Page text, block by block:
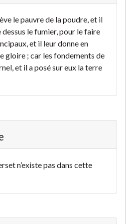
le pauvre de la poudre, et il
le fumier, pour le faire
et il leur donne en
gloire ; car les fondements de
et il a posé sur eux la terre
n’existe pas dans cette